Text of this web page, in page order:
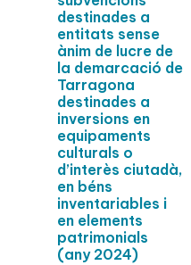
destinades a
entitats sense
ànim de lucre de
la demarcació de
Tarragona
destinades a
inversions en
equipaments
culturals o
d’interès ciutadà,
en béns
inventariables i
en elements
patrimonials
(any 2024)